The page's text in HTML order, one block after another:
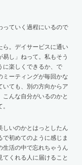
ていく過程にいるので
ら。デイサービスに通い
し」ねって。私もそう
に楽しくできるか、で
ーティングが毎回かな
いても、別の方向からア
んな自分がいるのかと
いのかとはっとしたん
初めてのように感じま
生活の中で忘れちゃうん
くれる人に届けること